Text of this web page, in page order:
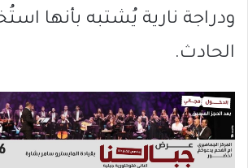
ودراجة نارية يُشتبه بأنها
الحادث.